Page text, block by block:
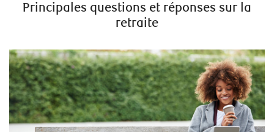
Principales questions et réponses sur la
retraite